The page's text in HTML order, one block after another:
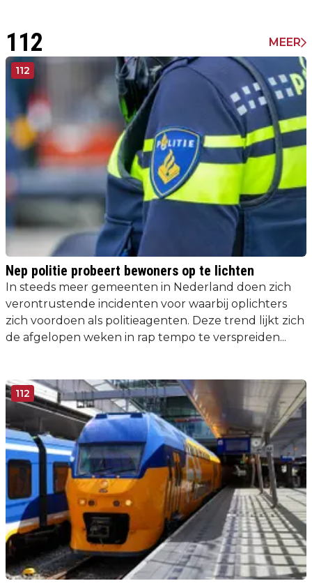
112 MEER
112
Nep politie probeert bewoners op te lichten
In steeds meer gemeenten in Nederland doen zich
verontrustende incidenten voor waarbij oplichters
zich voordoen als politieagenten. Deze trend lijkt zich
de afgelopen weken in rap tempo te verspreiden...
112